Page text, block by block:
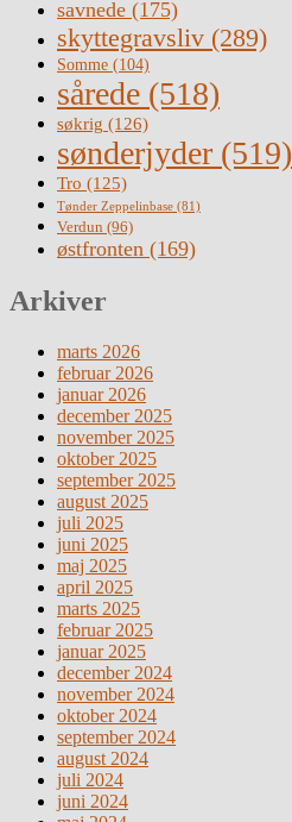
savnede (175)
skyttegravsliv (289)
Somme (104)
sårede (518)
søkrig (126)
sønderjyder (519)
Tro (125)
Tønder Zeppelinbase (81)
Verdun (96)
østfronten (169)
Arkiver
marts 2026
februar 2026
januar 2026
december 2025
november 2025
oktober 2025
september 2025
august 2025
juli 2025
juni 2025
maj 2025
april 2025
marts 2025
februar 2025
januar 2025
december 2024
november 2024
oktober 2024
september 2024
august 2024
juli 2024
juni 2024